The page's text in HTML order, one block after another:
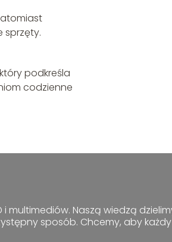
sprzęty.
podkreśla
codzienne
multimediów. Naszą wiedzą
sposób. Chcemy, aby